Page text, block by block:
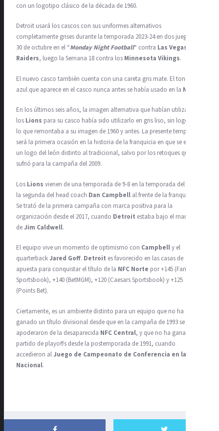
con un logotipo clásico de la década de 1960.
Detroit usará los cascos con sus uniformes alternativos
completamente grises durante la temporada 2023-24 en dos juegos: el
30 de octubre en el “Monday Night Football“ contra Las Vegas
Raiders, luego la Semana 18 contra los Minnesota Vikings.
El nuevo casco también cuenta con una careta gris mate. El tono de
azul que aparece en el casco nunca antes se había usado en la NFL
En los últimos seis años, la imagen alternativa que habían utilizado
los Lions para su casco había sido utilizarlo en gris liso, sin logotipo,
lo que remontaba a su imagen de 1960 y antes. La presente temporada
será la primera ocasión en la historia de la franquicia en que se emplea
un logo del león distinto al tradicional, salvo por los retoques que
sufrió para la campaña del 2009.
Los Lions vienen de una temporada de 9-8 en la temporada del 2022,
la segunda del head coach Dan Campbell al frente de la franquicia.
Se trató de la primera campaña con marca positiva para la
organización desde el 2017, cuando Detroit estaba bajo el mando
deJim Caldwell.
El equipo vive un momento de optimismo con Campbelly el
quarterbackJared Goff. Detroit es favorecido en las casas de
apuesta para conquistar el título de la NFC Norte por +145 (FanDuel
Sportsbook), +140 (BetMGM), +120 (Caesars Sportsbook) y +125
(Points Bet).
Ciertamente, es un ambiente distinto para un equipo que no ha
ganado un título divisional desde que en la campaña de 1993 se
apoderaron de la desaparecida NFC Central, y que no ha ganado un
partido de playoffs desde la postemporada de 1991, cuando
accedieron alJuego de Campeonato de Conferencia en la
Nacional.